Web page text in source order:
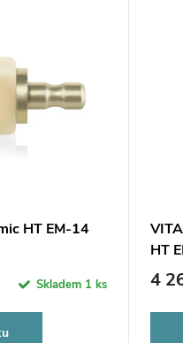
HT EM-14
Skladem 1 ks
HT
4